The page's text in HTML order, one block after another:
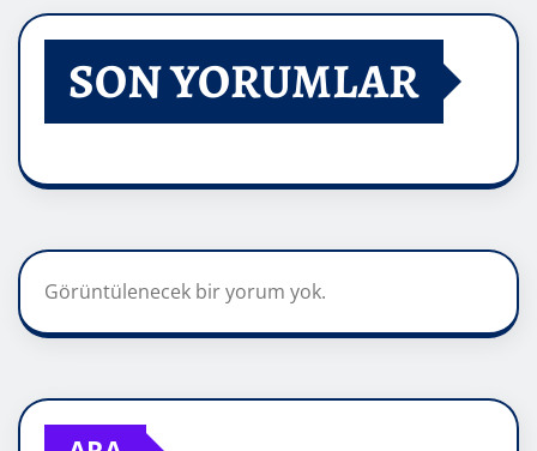
SON YORUMLAR
Görüntülenecek bir yorum yok.